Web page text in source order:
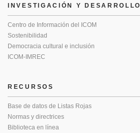
INVESTIGACIÓN Y DESARROLLO
Centro de Información del ICOM
Sostenibilidad
Democracia cultural e inclusión
ICOM-IMREC
RECURSOS
Base de datos de Listas Rojas
Normas y directrices
Biblioteca en línea